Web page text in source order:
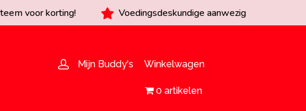
voor korting! Voedingsdeskundige aanwezig
Mijn Buddy's Winkelwagen
0 artikelen